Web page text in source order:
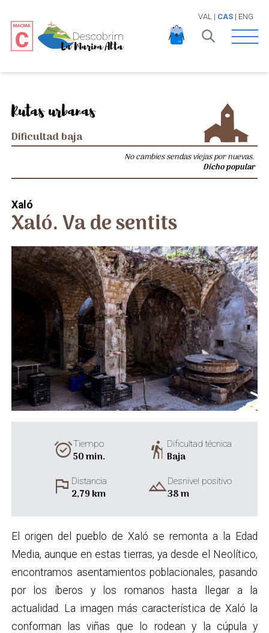
VAL | CAS| ENG
Open
Rutas urbanas
Dificultad baja
No cambies sendas viejas por nuevas.
Dicho popular
Xaló
Xaló. Va de sentits
alarm_onTiempo
50 min. hikingDificultad técnica
Baja
flag Distancia
2,79 km landscapeDesnivel positivo
38 m
El origen del pueblo de Xaló se remonta a la Edad
Media, aunque en estas tierras, ya desde el Neolítico,
encontramos asentamientos poblacionales, pasando
por los íberos y los romanos hasta llegar a la
actualidad. La imagen más característica de Xaló la
conforman las viñas que lo rodean y la cúpula y